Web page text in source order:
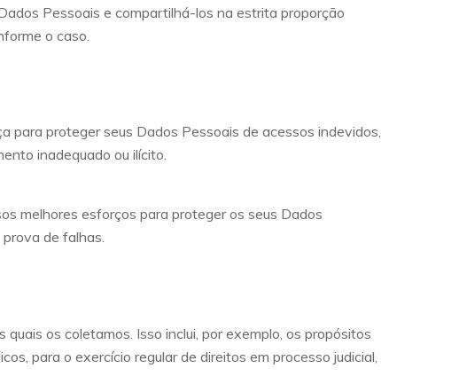
Pessoais e compartilhá-los na estrita proporção
o caso.
para proteger seus Dados Pessoais de acessos indevidos,
inadequado ou ilícito.
melhores esforços para proteger os seus Dados
de falhas.
os coletamos. Isso inclui, por exemplo, os propósitos
para o exercício regular de direitos em processo judicial,